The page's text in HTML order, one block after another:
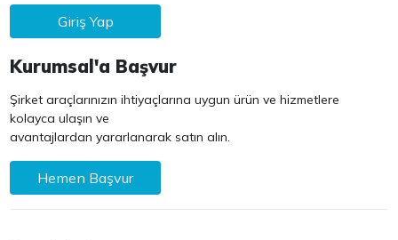
Giriş Yap
Kurumsal'a Başvur
Şirket araçlarınızın ihtiyaçlarına uygun ürün ve hizmetlere
kolayca ulaşın ve
avantajlardan yararlanarak satın alın.
Hemen Başvur